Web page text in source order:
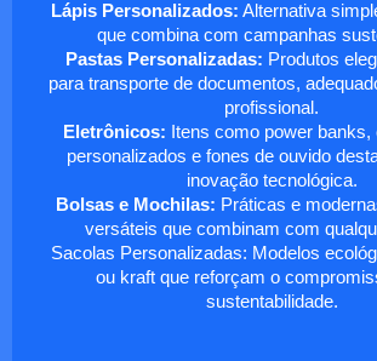
Lápis Personalizados: Alternativa
que combina com campanhas
Pastas Personalizadas: Produtos
para transporte de documentos,
profissional.
Eletrônicos: Itens como power banks,
personalizados e fones de ouvido
inovação tecnológica.
Bolsas e Mochilas: Práticas e
versáteis que combinam com
Sacolas Personalizadas: Modelos
ou kraft que reforçam o
sustentabilidade.